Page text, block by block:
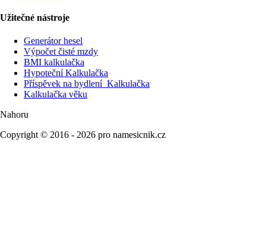
Užitečné nástroje
Generátor hesel
Výpočet čisté mzdy
BMI kalkulačka
Hypoteční Kalkulačka
Příspěvek na bydlení Kalkulačka
Kalkulačka věku
Nahoru
Copyright © 2016 - 2026 pro namesicnik.cz